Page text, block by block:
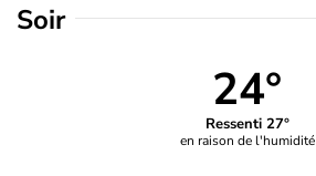
Soir
24°
Ressenti 27°
en raison de l'humidité